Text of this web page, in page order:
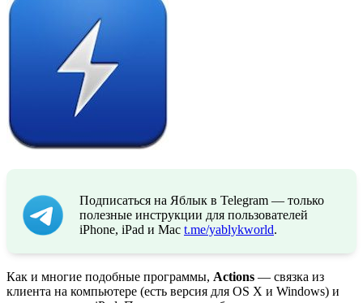
Подписаться на Яблык в Telegram — только
полезные инструкции для пользователей
iPhone, iPad и Mac t.me/yablykworld.
Как и многие подобные программы, Actions — связка из
клиента на компьютере (есть версия для OS X и Windows) и